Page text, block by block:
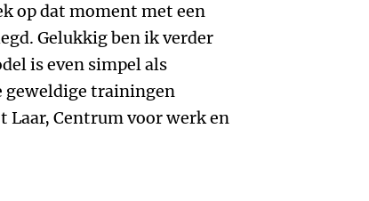
op dat moment met een
Gelukkig ben ik verder
is even simpel als
geweldige trainingen
Laar, Centrum voor werk en